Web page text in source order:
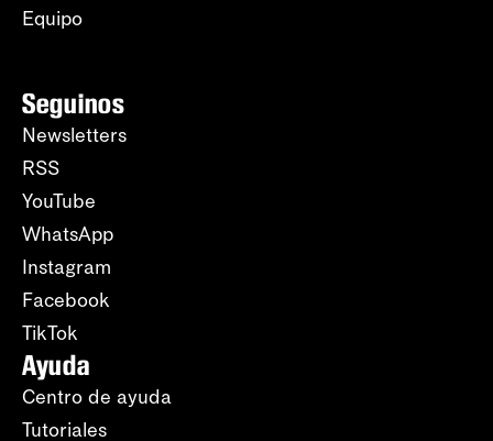
Equipo
Seguinos
Newsletters
RSS
YouTube
WhatsApp
Instagram
Facebook
TikTok
Ayuda
Centro de ayuda
Tutoriales